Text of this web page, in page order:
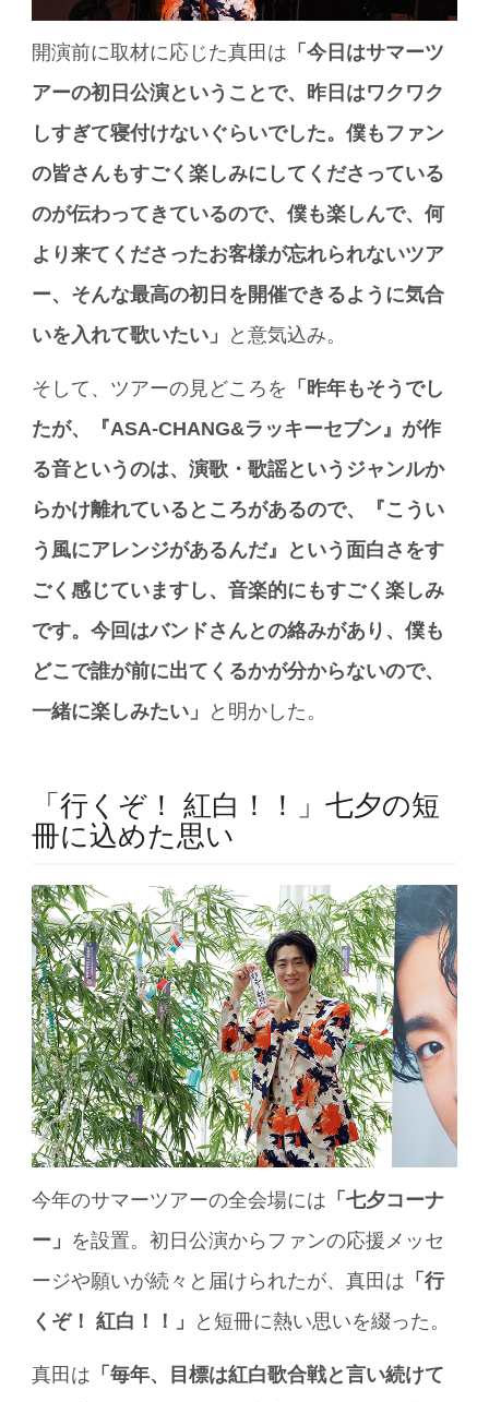
開演前に取材に応じた真田は 「今日はサマーツ
アーの初日公演ということで、昨日はワクワク
しすぎて寝付けないぐらいでした。僕もファン
の皆さんもすごく楽しみにしてくださっている
のが伝わってきているので、僕も楽しんで、何
より来てくださったお客様が忘れられないツア
ー、そんな最高の初日を開催できるように気合
いを入れて歌いたい」
と意気込み。
そして、ツアーの見どころを 「昨年もそうでし
たが、『ASA-CHANG&ラッキーセブン』が作
る音というのは、演歌・歌謡というジャンルか
らかけ離れているところがあるので、『こうい
う風にアレンジがあるんだ』という面白さをす
ごく感じていますし、音楽的にもすごく楽しみ
です。今回はバンドさんとの絡みがあり、僕も
どこで誰が前に出てくるかが分からないので、
一緒に楽しみたい」
と明かした。
「行くぞ！ 紅白！！」七夕の短
冊に込めた思い
今年のサマーツアーの全会場には 「七夕コーナ
ー」 を設置。初日公演からファンの応援メッセ
ージや願いが続々と届けられたが、真田は 「行
くぞ！ 紅白！！」
と短冊に熱い思いを綴った。
真田は 「毎年、目標は紅白歌合戦と言い続けて